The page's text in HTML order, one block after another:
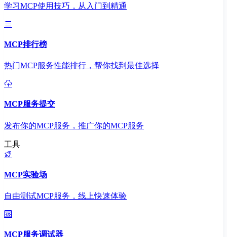
学习MCP使用技巧，从入门到精通
MCP排行榜
热门MCP服务性能排行，帮你找到最佳选择
MCP服务提交
发布你的MCP服务，推广你的MCP服务
工具
MCP实验场
自由测试MCP服务，线上快速体验
MCP服务调试器